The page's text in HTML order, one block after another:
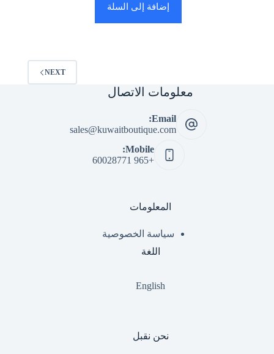
إضافة إلى السلة
NEXT
معلومات الاتصال
Email:
sales@kuwaitboutique.com
Mobile:
+965 60028771
المعلومات
سياسة الخصوصية
اللغة
English
نحن نقبل